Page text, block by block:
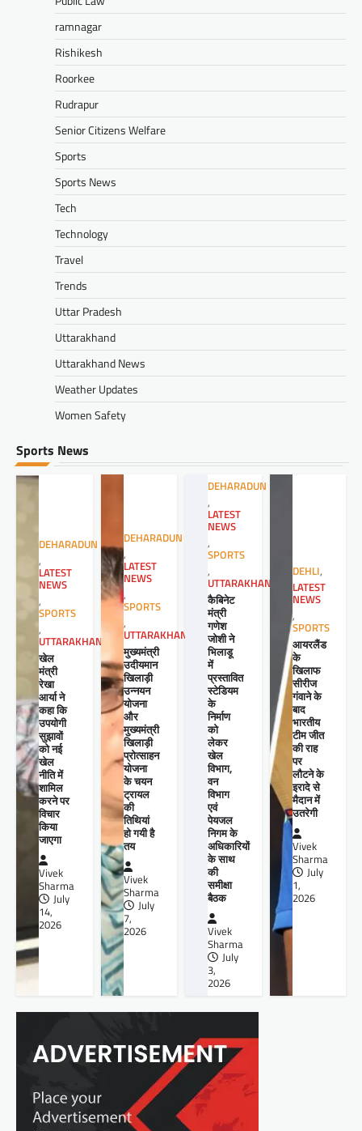
ramnagar
Rishikesh
Roorkee
Rudrapur
Senior Citizens Welfare
Sports
Sports News
Tech
Technology
Travel
Trends
Uttar Pradesh
Uttarakhand
Uttarakhand News
Weather Updates
Women Safety
Sports News
DEHARADUN
,
LATEST
NEWS
,
SPORTS
,
UTTARAKHAND
खेल
मंत्री
रेखा
आर्या ने
कहा कि
उपयोगी
सुझावों
को नई
खेल
नीति में
शामिल
करने पर
विचार
किया
जाएगा
Vivek
Sharma
July
14,
2026
DEHARADUN
,
LATEST
NEWS
,
SPORTS
,
UTTARAKHAND
मुख्यमंत्री
उदीयमान
खिलाड़ी
उन्नयन
योजना
और
मुख्यमंत्री
खिलाड़ी
प्रोत्साहन
योजना
के चयन
ट्रायल
की
तिथियां
हो गयी है
तय
Vivek
Sharma
July
7,
2026
DEHARADUN
,
LATEST
NEWS
,
SPORTS
,
UTTARAKHAND
कैबिनेट
मंत्री
गणेश
जोशी ने
भिलाडू
में
प्रस्तावित
स्टेडियम
के
निर्माण
को
लेकर
खेल
विभाग,
वन
विभाग
एवं
पेयजल
निगम के
अधिकारियों
के साथ
की
समीक्षा
बैठक
Vivek
Sharma
July
3,
2026
DEHLI,
LATEST
NEWS
,
SPORTS
आयरलैंड
के
खिलाफ
सीरीज
गंवाने के
बाद
भारतीय
टीम जीत
की राह
पर
लौटने के
इरादे से
मैदान में
उतरेगी
Vivek
Sharma
July
1,
2026